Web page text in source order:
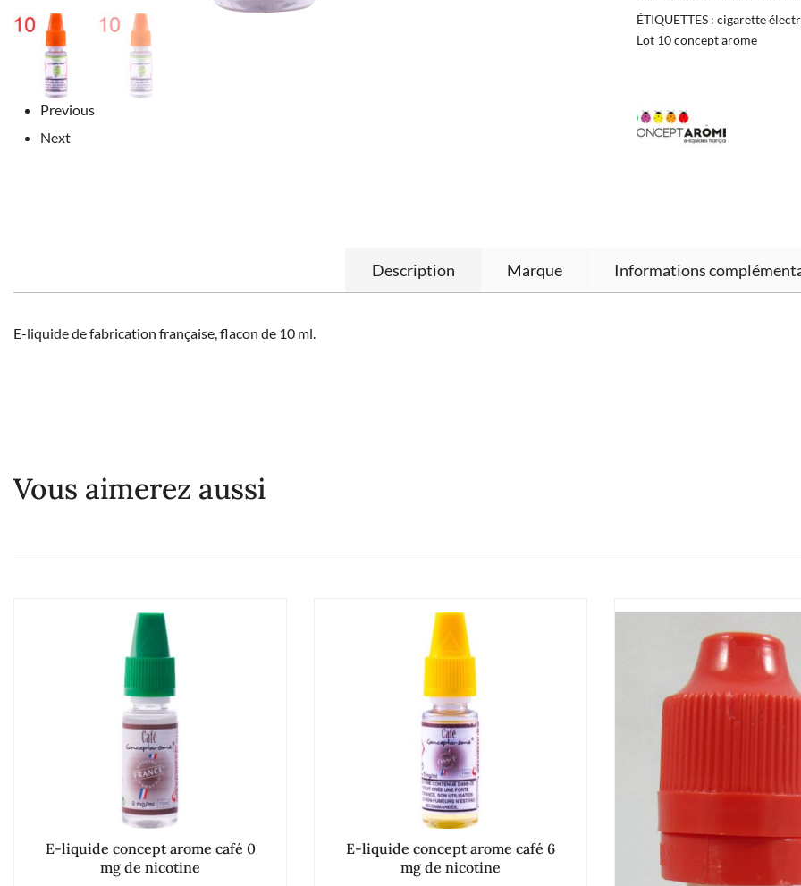
Previous
Next
ÉTIQUETTES : cigarette
Lot 10 concept arome
Description Marque Informations
E-liquide de fabrication française, flacon de 10 ml.
Vous aimerez aussi
E-liquide concept arome café 0
mg de nicotine
E-liquide concept arome café 6
mg de nicotine